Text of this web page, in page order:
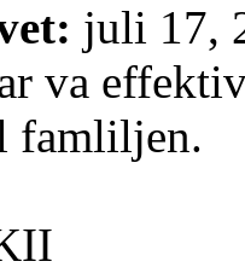
juli 17,
va
famliljen.